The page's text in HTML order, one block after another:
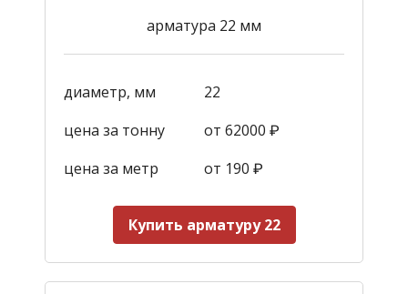
арматура 22 мм
диаметр, мм
22
цена за тонну
от 62000 ₽
цена за метр
от 190 ₽
Купить арматуру 22